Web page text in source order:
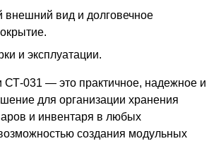
вид и долговечное
и эксплуатации.
СТ-031 — это практичное, надежное и
для организации хранения
и инвентаря в любых
создания модульных